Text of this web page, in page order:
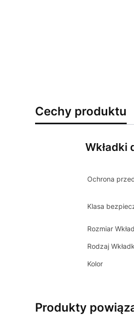
Cechy produktu
Wkładki
Ochrona
Klasa
Rozmiar
Rodzaj
Kolor
Produkty